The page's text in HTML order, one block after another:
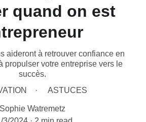
quand on est
aideront à retrouver confiance en
propulser votre entreprise vers le
succès.
ASTUCES
Sophie Watremetz